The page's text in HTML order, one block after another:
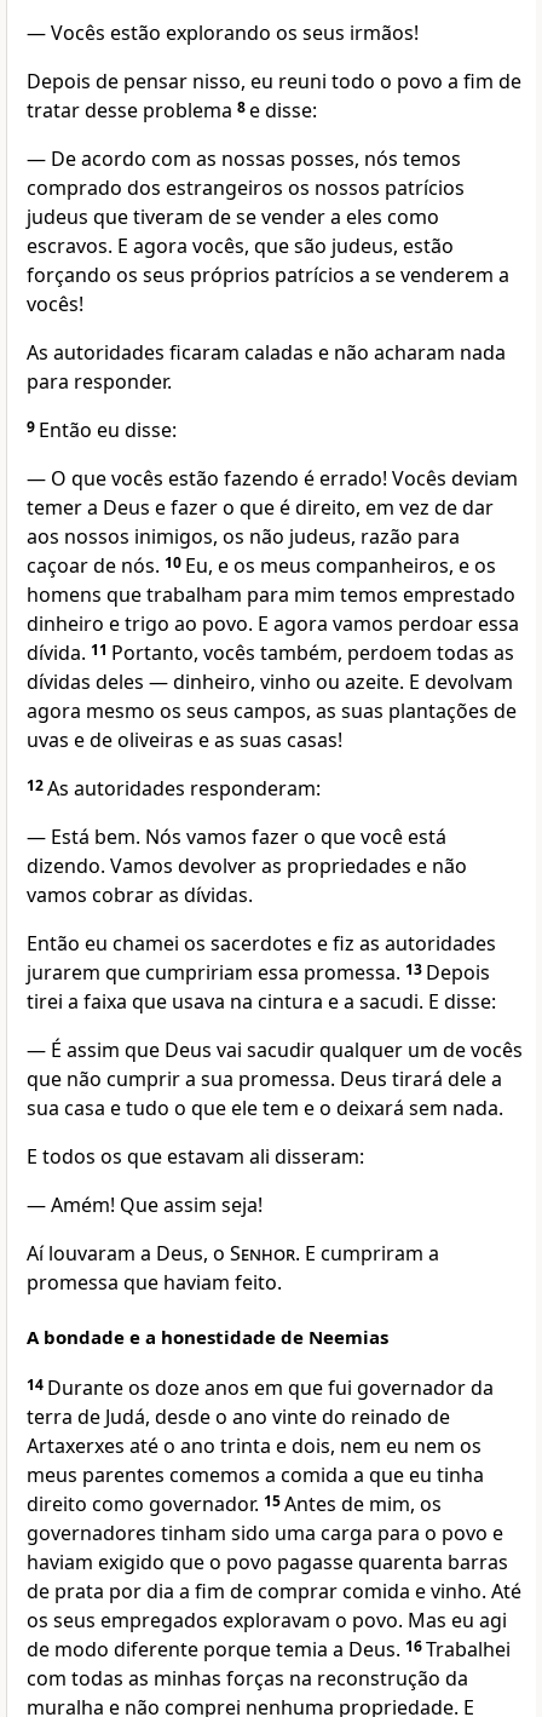
— Vocês estão explorando os seus irmãos!
Depois de pensar nisso, eu reuni todo o povo a fim de
tratar desse problema 8e disse:
— De acordo com as nossas posses, nós temos
comprado dos estrangeiros os nossos patrícios
judeus que tiveram de se vender a eles como
escravos. E agora vocês, que são judeus, estão
forçando os seus próprios patrícios a se venderem a
vocês!
As autoridades ficaram caladas e não acharam nada
para responder.
9 Então eu disse:
— O que vocês estão fazendo é errado! Vocês deviam
temer a Deus e fazer o que é direito, em vez de dar
aos nossos inimigos, os não judeus, razão para
caçoar de nós. 10 Eu, e os meus companheiros, e os
homens que trabalham para mim temos emprestado
dinheiro e trigo ao povo. E agora vamos perdoar essa
dívida. 11 Portanto, vocês também, perdoem todas as
dívidas deles — dinheiro, vinho ou azeite. E devolvam
agora mesmo os seus campos, as suas plantações de
uvas e de oliveiras e as suas casas!
12As autoridades responderam:
— Está bem. Nós vamos fazer o que você está
dizendo. Vamos devolver as propriedades e não
vamos cobrar as dívidas.
Então eu chamei os sacerdotes e fiz as autoridades
jurarem que cumpririam essa promessa. 13 Depois
tirei a faixa que usava na cintura e a sacudi. E disse:
— É assim que Deus vai sacudir qualquer um de vocês
que não cumprir a sua promessa. Deus tirará dele a
sua casa e tudo o que ele tem e o deixará sem nada.
E todos os que estavam ali disseram:
— Amém! Que assim seja!
Aí louvaram a Deus, o Senhor. E cumpriram a
promessa que haviam feito.
A bondade e a honestidade de Neemias
14 Durante os doze anos em que fui governador da
terra de Judá, desde o ano vinte do reinado de
Artaxerxes até o ano trinta e dois, nem eu nem os
meus parentes comemos a comida a que eu tinha
direito como governador. 15Antes de mim, os
governadores tinham sido uma carga para o povo e
haviam exigido que o povo pagasse quarenta barras
de prata por dia a fim de comprar comida e vinho. Até
os seus empregados exploravam o povo. Mas eu agi
de modo diferente porque temia a Deus. 16Trabalhei
com todas as minhas forças na reconstrução da
muralha e não comprei nenhuma propriedade. E